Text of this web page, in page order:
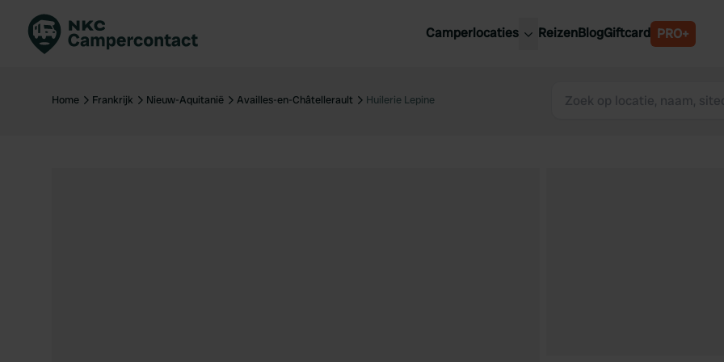
Camperlocaties
Nederland
Nederland
Luxemburg
ReizenBlogGiftcard PRO+
Home Frankrijk Nieuw-Aquitanië Availles-en-Châtellerault Huilerie Lepine